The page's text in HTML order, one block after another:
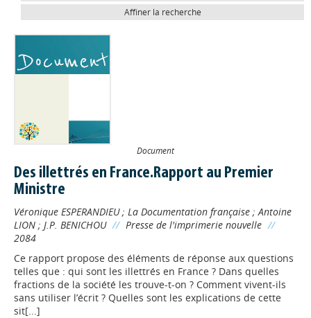
Affiner la recherche
Document
Des illettrés en France.Rapport au Premier
Ministre
Véronique ESPERANDIEU; La Documentation française ;Antoine
LION ; J.P. BENICHOU // Presse de l'imprimerie nouvelle //
2084
Ce rapport propose des éléments de réponse aux questions
telles que : qui sont les illettrés en France ? Dans quelles
fractions de la société les trouve-t-on ? Comment vivent-ils
sans utiliser l’écrit ? Quelles sont les explications de cette
sit[...]